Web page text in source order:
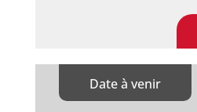
Date à venir